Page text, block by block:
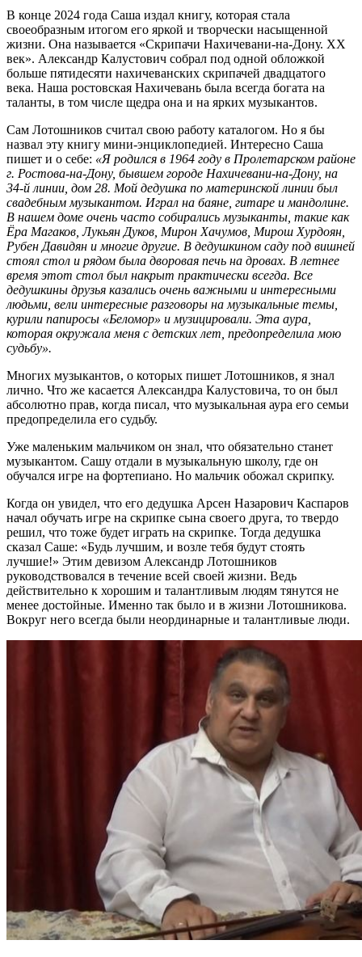
В конце 2024 года Саша издал книгу, которая стала
своеобразным итогом его яркой и творчески насыщенной
жизни. Она называется «Скрипачи Нахичевани-на-Дону. XX
век». Александр Калустович собрал под одной обложкой
больше пятидесяти нахичеванских скрипачей двадцатого
века. Наша ростовская Нахичевань была всегда богата на
таланты, в том числе щедра она и на ярких музыкантов.
Сам Лотошников считал свою работу каталогом. Но я бы
назвал эту книгу мини-энциклопедией. Интересно Саша
пишет и о себе: «Я родился в 1964 году в Пролетарском районе
г. Ростова-на-Дону, бывшем городе Нахичевани-на-Дону, на
34-й линии, дом 28. Мой дедушка по материнской линии был
свадебным музыкантом. Играл на баяне, гитаре и мандолине.
В нашем доме очень часто собирались музыканты, такие как
Ёра Магаков, Лукьян Дуков, Мирон Хачумов, Мирош Хурдоян,
Рубен Давидян и многие другие. В дедушкином саду под вишней
стоял стол и рядом была дворовая печь на дровах. В летнее
время этот стол был накрыт практически всегда. Все
дедушкины друзья казались очень важными и интересными
людьми, вели интересные разговоры на музыкальные темы,
курили папиросы «Беломор» и музицировали. Эта аура,
которая окружала меня с детских лет, предопределила мою
судьбу».
Многих музыкантов, о которых пишет Лотошников, я знал
лично. Что же касается Александра Калустовича, то он был
абсолютно прав, когда писал, что музыкальная аура его семьи
предопределила его судьбу.
Уже маленьким мальчиком он знал, что обязательно станет
музыкантом. Сашу отдали в музыкальную школу, где он
обучался игре на фортепиано. Но мальчик обожал скрипку.
Когда он увидел, что его дедушка Арсен Назарович Каспаров
начал обучать игре на скрипке сына своего друга, то твердо
решил, что тоже будет играть на скрипке. Тогда дедушка
сказал Саше: «Будь лучшим, и возле тебя будут стоять
лучшие!» Этим девизом Александр Лотошников
руководствовался в течение всей своей жизни. Ведь
действительно к хорошим и талантливым людям тянутся не
менее достойные. Именно так было и в жизни Лотошникова.
Вокруг него всегда были неординарные и талантливые люди.